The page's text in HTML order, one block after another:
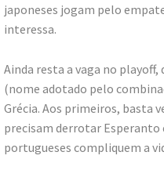
japoneses jogam pelo
interessa.
Ainda resta a vaga no
(nome adotado pelo
Grécia. Aos primeiros, basta
precisam derrotar Esperanto
portugueses compliquem a